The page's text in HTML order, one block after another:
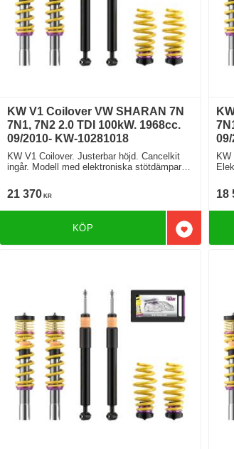
i favoriter
KW V1 Coilover VW SHARAN 7N
7N1, 7N2 2.0 TDI 100kW. 1968cc.
09/2010- KW-10281018
KW V1 Coilover. Justerbar höjd. Cancelkit
ingår. Modell med elektroniska stötdämpare
21 370KR
Lägg till i
KÖP
18